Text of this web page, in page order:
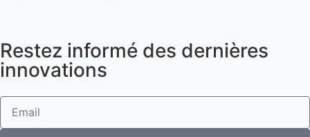
Restez informé des dernières
innovations